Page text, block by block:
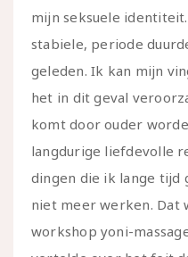
mijn seksuele
stabiele, periode
geleden. Ik kan mijn
het in dit geval
komt door ouder
langdurige liefdevolle
dingen die ik lange tijd
niet meer werken. Dat
workshop yoni-